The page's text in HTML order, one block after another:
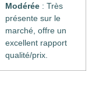
Modérée : Très
présente sur le
marché, offre un
excellent rapport
qualité/prix.